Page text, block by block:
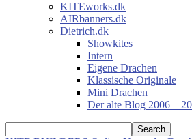
KITEworks.dk
AIRbanners.dk
Dietrich.dk
Showkites
Intern
Eigene Drachen
Klassische Originale
Mini Drachen
Der alte Blog 2006 –